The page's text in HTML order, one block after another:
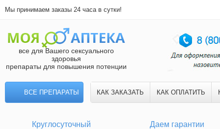
Мы принимаем заказы 24 часа в сутки!
все для Вашего сексуального
здоровья
препараты для повышения потенции
ВСЕ ПРЕПАРАТЫ КАК ЗАКАЗАТЬ КАК ОПЛАТИТЬ
Круглосуточный Даем гарантии